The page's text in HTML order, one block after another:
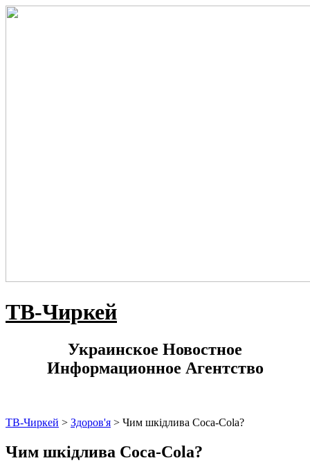
ТВ-Чиркей
Украинское Новостное
Информационное Агентство
ТВ-Чиркей > Здоров'я > Чим шкідлива Coca-Cola?
Чим шкідлива Coca-Cola?